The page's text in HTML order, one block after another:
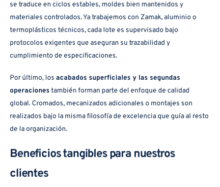
se traduce en ciclos estables, moldes bien mantenidos y
materiales controlados. Ya trabajemos con Zamak, aluminio o
termoplásticos técnicos, cada lote es supervisado bajo
protocolos exigentes que aseguran su trazabilidad y
cumplimiento de especificaciones.
Por último, los acabados superficiales y las segundas
operaciones también forman parte del enfoque de calidad
global. Cromados, mecanizados adicionales o montajes son
realizados bajo la misma filosofía de excelencia que guía al resto
de la organización.
Beneficios tangibles para nuestros
clientes